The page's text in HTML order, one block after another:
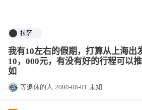
拉萨
我有10左右的假期，打算从上海出
10，000元，有没有好的行程可以
如
等退休的人 2000-08-01 未知